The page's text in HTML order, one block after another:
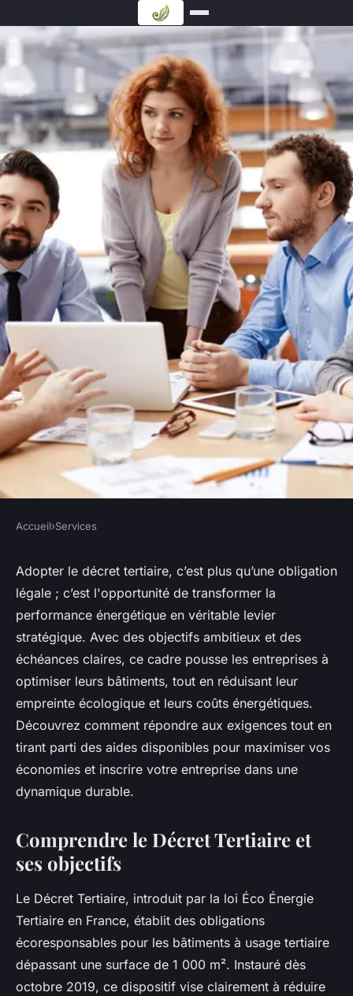
Décret tertiaire : un atout pour
économiser l'énergie en
entreprise
nicodème•22 février 2025•15 min de lecture
Accueil›Services
Adopter le décret tertiaire, c’est plus qu’une obligation
légale ; c’est l'opportunité de transformer la
performance énergétique en véritable levier
stratégique. Avec des objectifs ambitieux et des
échéances claires, ce cadre pousse les entreprises à
optimiser leurs bâtiments, tout en réduisant leur
empreinte écologique et leurs coûts énergétiques.
Découvrez comment répondre aux exigences tout en
tirant parti des aides disponibles pour maximiser vos
économies et inscrire votre entreprise dans une
dynamique durable.
Comprendre le Décret Tertiaire et
ses objectifs
Le Décret Tertiaire, introduit par la loi Éco Énergie
Tertiaire en France, établit des obligations
écoresponsables pour les bâtiments à usage tertiaire
dépassant une surface de 1 000 m². Instauré dès
octobre 2019, ce dispositif vise clairement à réduire